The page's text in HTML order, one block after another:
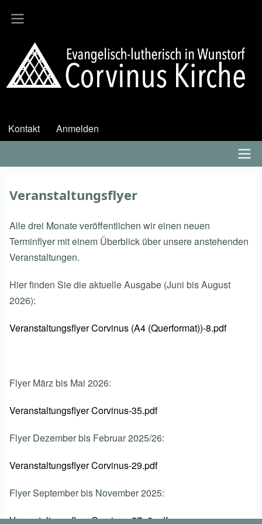
zum
User
Kontakt Anmelden
Veranstaltungsflyer
Alle drei Monate veröffentlichen wir einen neuen
Terminflyer mit einem Überblick über unsere anstehenden
Veranstaltungen.
Hier finden Sie die aktuelle Ausgabe (Juni bis August
2026):
Veranstaltungsflyer Corvinus (A4 (Querformat))-8.pdf
Flyer März bis Mai 2026:
Veranstaltungsflyer Corvinus-35.pdf
Flyer Dezember bis Februar 2025/26:
Veranstaltungsflyer Corvinus-29.pdf
Flyer September bis November 2025:
Veranstaltungsflyer Corvinus-27_0.pdf